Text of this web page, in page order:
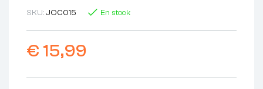
SKU: JOC015 En stock
€ 15,99